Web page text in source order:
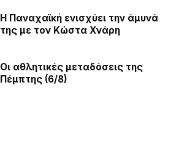
Η Παναχαϊκή ενισχύει την άμυνά
της με τον Κώστα Χνάρη
Οι αθλητικές μεταδόσεις της
Πέμπτης (6/8)